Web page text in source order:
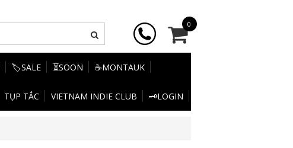
0
🏷️SALE ⏳SOON ☕MONTAUK
TỤP TẮC VIETNAM INDIE CLUB 🗝️LOGIN